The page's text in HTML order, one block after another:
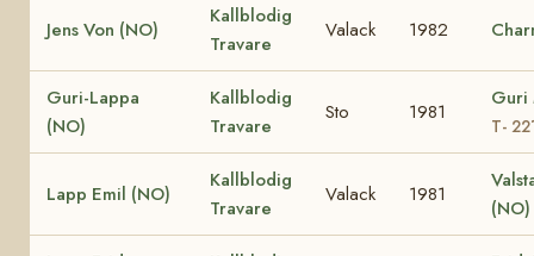
Jens Von (NO)
Kallblodig
Travare
Valack 1982
Guri-Lappa
(NO)
Kallblodig
Travare
Sto 1981
Guri
T-
Lapp Emil (NO)
Kallblodig
Travare
Valack 1981
(NO)